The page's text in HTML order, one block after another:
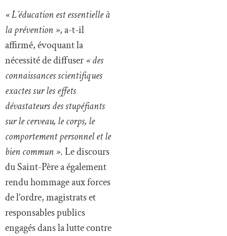
« L’éducation est essentielle à
la prévention », a-t-il
affirmé, évoquant la
nécessité de diffuser« des
connaissances scientifiques
exactes sur les effets
dévastateurs des stupéfiants
sur le cerveau, le corps, le
comportement personnel et le
bien commun ». Le discours
du Saint-Père a également
rendu hommage aux forces
de l’ordre, magistrats et
responsables publics
engagés dans la lutte contre